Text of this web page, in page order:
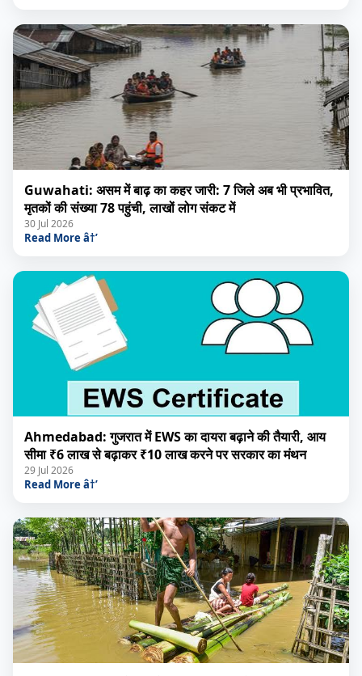
Guwahati: असम में बाढ़ का कहर जारी: 7 जिले अब भी प्रभावित,
मृतकों की संख्या 78 पहुंची, लाखों लोग संकट में
30 Jul 2026
Read More â†’
Ahmedabad: गुजरात में EWS का दायरा बढ़ाने की तैयारी, आय
सीमा ₹6 लाख से बढ़ाकर ₹10 लाख करने पर सरकार का मंथन
29 Jul 2026
Read More â†’